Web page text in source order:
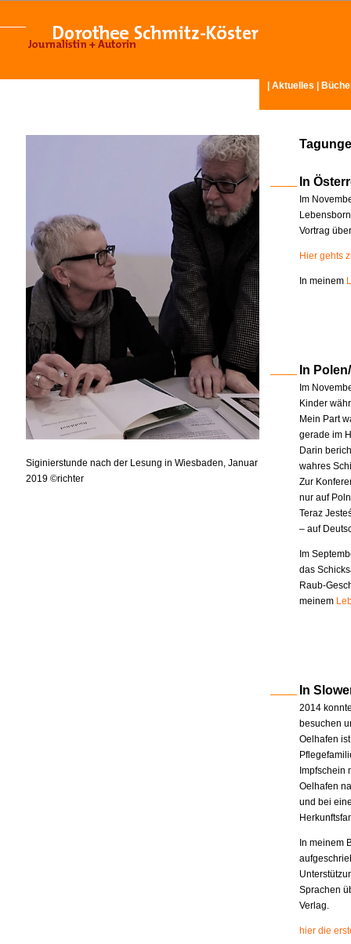
Aktuelles
Siginierstunde nach der Lesung in Wiesbaden, Januar
2019 ©richter
In
Im
Vortrag
Hier gehts
In meinem
In
Im
Kinder
Mein Part
gerade im
Darin
wahres
Zur
nur auf
Teraz
– auf
Im
das
Raub-
meinem
In
2014
besuchen
Oelhafen
Impfschein
Oelhafen
und bei
In meinem
Sprachen
Verlag.
hier die